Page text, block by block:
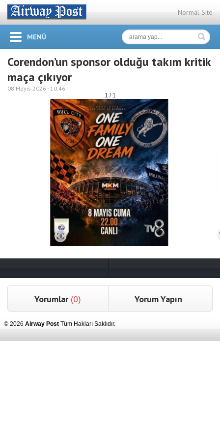
Normal Site
MENÜ
Corendon’un sponsor olduğu takım kritik
maça çıkıyor
08 Mayıs 2026 - 10:46
1 / 1
Yorumlar (0) Yorum Yapın
© 2026 Airway Post Tüm Hakları Saklıdır.